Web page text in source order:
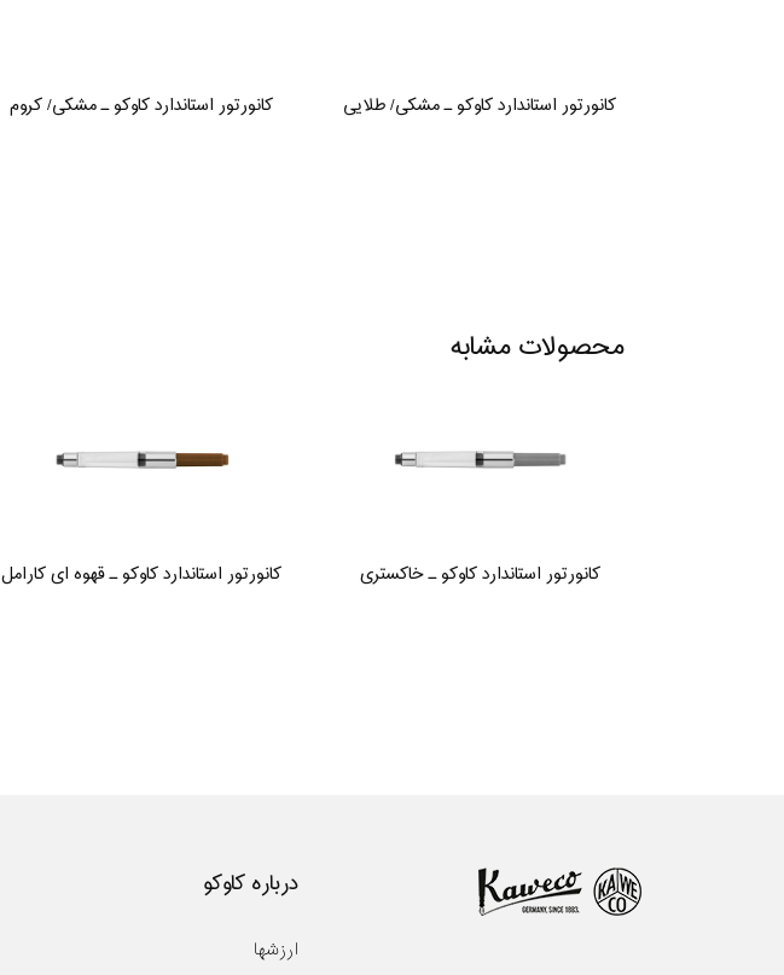
کانورتور استاندارد کاوکو ـ مشکی/ طلایی کانورتور استاندارد کاوکو ـ مشکی/ کروم
محصولات مشابه
کانورتور استاندارد کاوکو ـ خاکستری کانورتور استاندارد کاوکو ـ قهوه ای کارامل
درباره کاوکو
ارزشها